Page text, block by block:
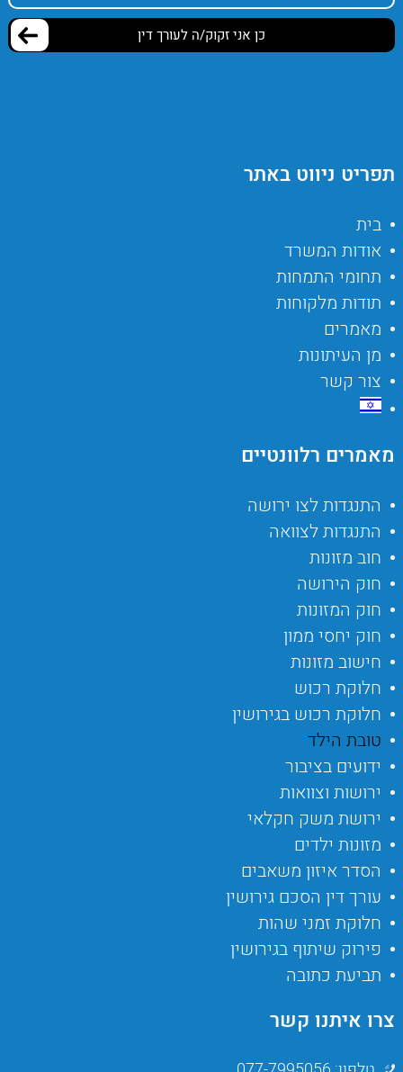
תפריט ניווט באתר
בית
אודות המשרד
תחומי התמחות
תודות מלקוחות
מאמרים
מן העיתונות
צור קשר
מאמרים רלוונטיים
התנגדות לצו ירושה
התנגדות לצוואה
חוב מזונות
חוק הירושה
חוק המזונות
חוק יחסי ממון
חישוב מזונות
חלוקת רכוש
חלוקת רכוש בגירושין
טובת הילד
ידועים בציבור
ירושות וצוואות
ירושת משק חקלאי
מזונות ילדים
הסדר איזון משאבים
עורך דין הסכם גירושין
חלוקת זמני שהות
פירוק שיתוף בגירושין
תביעת כתובה
צרו איתנו קשר